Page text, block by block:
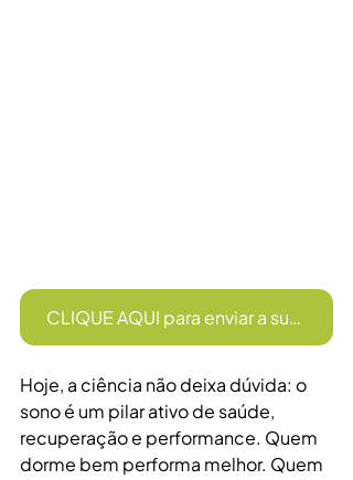
CLIQUE AQUI para enviar a sua receita
Hoje, a ciência não deixa dúvida: o
sono é um pilar ativo de saúde,
recuperação e performance. Quem
dorme bem performa melhor. Quem